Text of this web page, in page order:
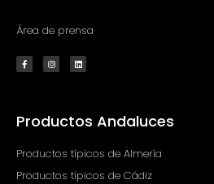
Área de prensa
F
a
c
k
-
I
n
s
a
m
L
i
n
Productos Andaluces
Productos típicos de Almería
Productos típicos de Cádiz